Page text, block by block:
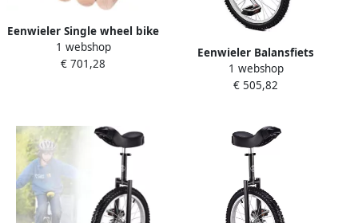
Eenwieler Single wheel bike
Fietsen Verstelbaar zadel
12-20 inch Zwart
1 webshop
€ 701,28
Eenwieler Balansfiets
Balans Verbeteren
Verstelbare Zadelhoogte 20
1 webshop
€ 505,82